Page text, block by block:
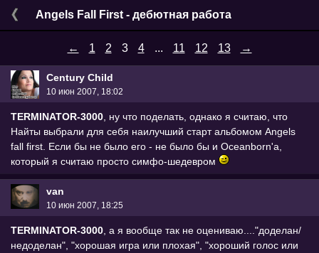
Angels Fall First - дебютная работа
← 1 2 3 4... 11 12 13 →
Century Child
10 июн 2007, 18:02
TERMINATOR-3000 , ну что поделать, однако я считаю, что
Найты выбрали для себя наилучший старт альбомом Angels
fall first. Если бы не было его - не было бы и Oceanborn'a,
который я считаю просто симфо-шедевром
van
10 июн 2007, 18:25
TERMINATOR-3000 , а я вообще так не оцениваю...."доделан/
недоделан", "хорошая игра или плохая", "хороший голос или